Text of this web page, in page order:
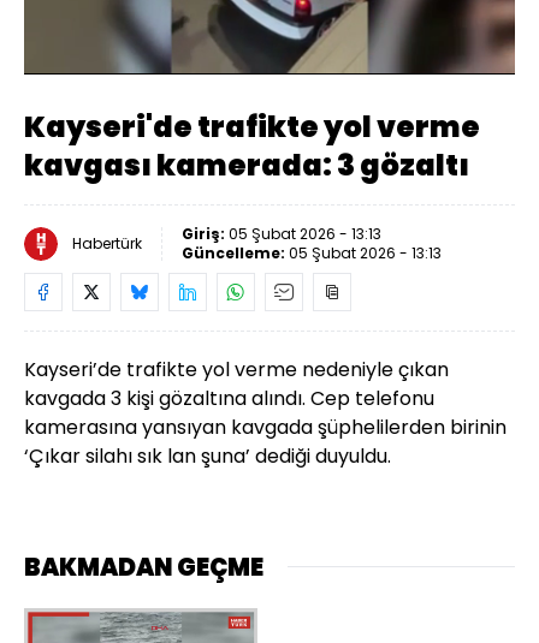
Sesi
Aç
240
Yüklendi:
100.00%
Hızı
Kayseri'de trafikte yol verme
kavgası kamerada: 3 gözaltı
Habertürk Giriş: 05 Şubat 2026 - 13:13
Güncelleme: 05 Şubat 2026 - 13:13
Kayseri’de trafikte yol verme nedeniyle çıkan
kavgada 3 kişi gözaltına alındı. Cep telefonu
kamerasına yansıyan kavgada şüphelilerden birinin
‘Çıkar silahı sık lan şuna’ dediği duyuldu.
BAKMADAN GEÇME